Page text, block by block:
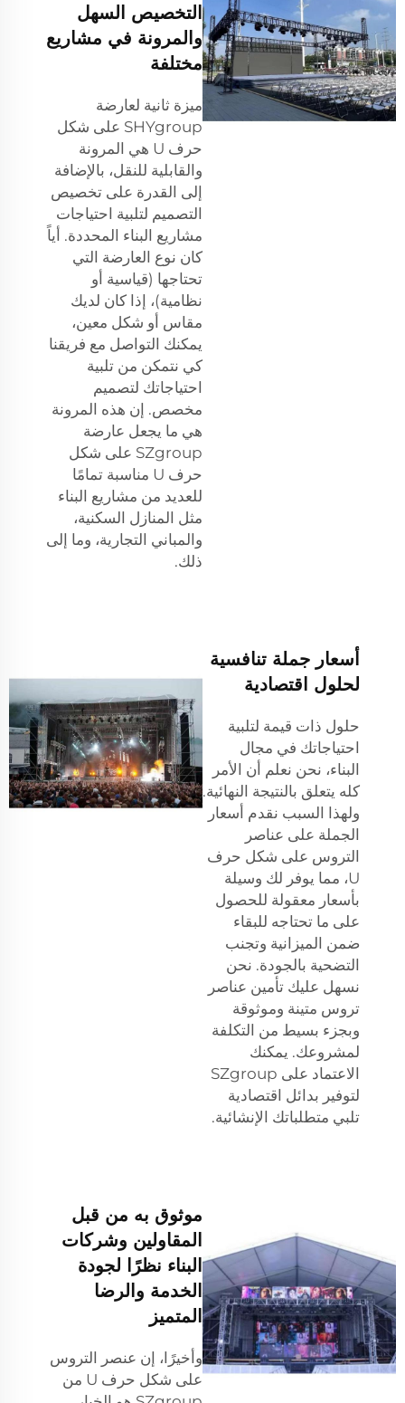
التخصيص السهل
والمرونة في مشاريع
مختلفة
ميزة ثانية لعارضة
SHYgroup على شكل
حرف U هي المرونة
والقابلية للنقل، بالإضافة
إلى القدرة على تخصيص
التصميم لتلبية احتياجات
مشاريع البناء المحددة. أياً
كان نوع العارضة التي
تحتاجها (قياسية أو
نظامية)، إذا كان لديك
مقاس أو شكل معين،
يمكنك التواصل مع فريقنا
كي نتمكن من تلبية
احتياجاتك لتصميم
مخصص. إن هذه المرونة
هي ما يجعل عارضة
SZgroup على شكل
حرف U مناسبة تمامًا
للعديد من مشاريع البناء
مثل المنازل السكنية،
والمباني التجارية، وما إلى
ذلك.
أسعار جملة تنافسية
لحلول اقتصادية
حلول ذات قيمة لتلبية
احتياجاتك في مجال
البناء، نحن نعلم أن الأمر
كله يتعلق بالنتيجة النهائية.
ولهذا السبب نقدم أسعار
الجملة على عناصر
التروس على شكل حرف
U، مما يوفر لك وسيلة
بأسعار معقولة للحصول
على ما تحتاجه للبقاء
ضمن الميزانية وتجنب
التضحية بالجودة. نحن
نسهل عليك تأمين عناصر
تروس متينة وموثوقة
وبجزء بسيط من التكلفة
لمشروعك. يمكنك
الاعتماد على SZgroup
لتوفير بدائل اقتصادية
تلبي متطلباتك الإنشائية.
موثوق به من قبل
المقاولين وشركات
البناء نظرًا لجودة
الخدمة والرضا
المتميز
وأخيرًا، إن عنصر التروس
على شكل حرف U من